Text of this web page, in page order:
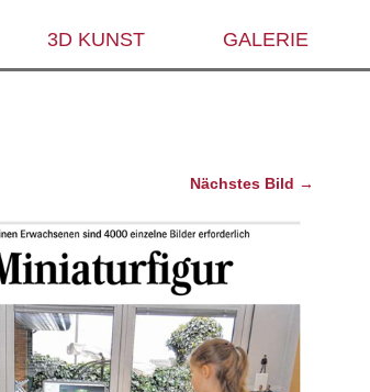
3D KUNST GALERIE
Nächstes Bild →